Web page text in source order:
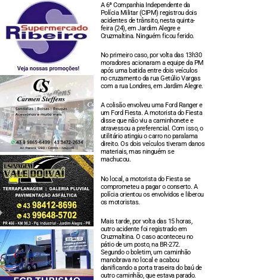
A 6ª Companhia Independente da
Polícia Militar (CIPM) registrou dois
acidentes de trânsito, nesta quinta-
feira (24), em Jardim Alegre e
Cruzmaltina. Ninguém ficou ferido.
No primeiro caso, por volta das 13h30
moradores acionaram a equipe da PM
após uma batida entre dois veículos
no cruzamento da rua Getúlio Vargas
com a rua Londres, em Jardim Alegre.
A colisão envolveu uma Ford Ranger e
um Ford Fiesta. A motorista do Fiesta
disse que não viu a caminhonete e
atravessou a preferencial. Com isso, o
utilitário atingiu o carro no paralama
direito. Os dois veículos tiveram danos
materiais, mas ninguém se
machucou.
No local, a motorista do Fiesta se
comprometeu a pagar o conserto. A
polícia orientou os envolvidos e liberou
os motoristas.
Mais tarde, por volta das 15 horas,
outro acidente foi registrado em
Cruzmaltina. O caso aconteceu no
pátio de um posto, na BR-272.
Segundo o boletim, um caminhão
manobrava no local e acabou
danificando a porta traseira do baú de
outro caminhão, que estava parado.